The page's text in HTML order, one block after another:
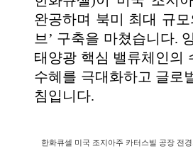
완공하며 북미 최대 규
브’ 구축을 마쳤습니다.
태양광 핵심 밸류체인의
수혜를 극대화하고 글로
침입니다.
한화큐셀 미국 조지아주 카터스빌 공장 전